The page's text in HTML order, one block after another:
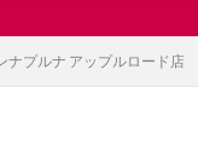
ナプルナ アップルロード店